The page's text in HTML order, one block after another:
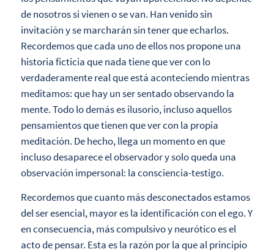
de nosotros si vienen o se van. Han venido sin
invitación y se marcharán sin tener que echarlos.
Recordemos que cada uno de ellos nos propone una
historia ficticia que nada tiene que ver con lo
verdaderamente real que está aconteciendo mientras
meditamos: que hay un ser sentado observando la
mente. Todo lo demás es ilusorio, incluso aquellos
pensamientos que tienen que ver con la propia
meditación. De hecho, llega un momento en que
incluso desaparece el observador y solo queda una
observación impersonal: la consciencia-testigo.
Recordemos que cuanto más desconectados estamos
del ser esencial, mayor es la identificación con el ego. Y
en consecuencia, más compulsivo y neurótico es el
acto de pensar. Esta es la razón por la que al principio